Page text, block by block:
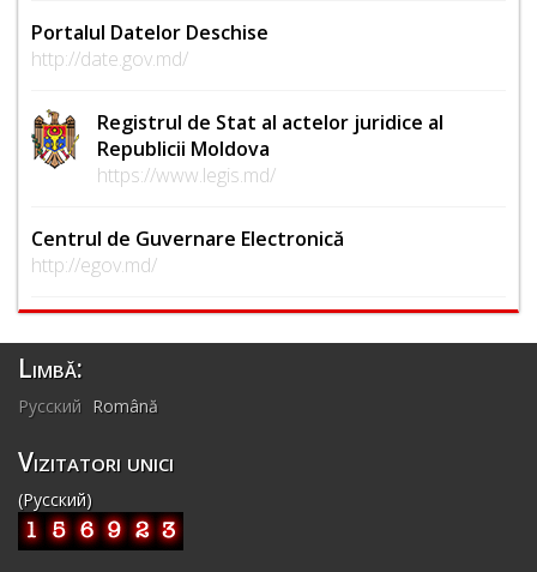
Portalul Datelor Deschise
http://date.gov.md/
Registrul de Stat al actelor juridice al
Republicii Moldova
https://www.legis.md/
Centrul de Guvernare Electronică
http://egov.md/
Limbă:
Русский Română
Vizitatori unici
(Русский)